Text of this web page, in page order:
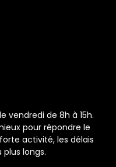
vendredi de 8h à 15h.
pour répondre le
activité, les délais
longs.